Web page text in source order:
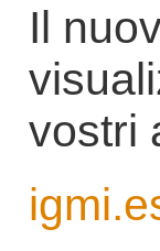
Il
vostri